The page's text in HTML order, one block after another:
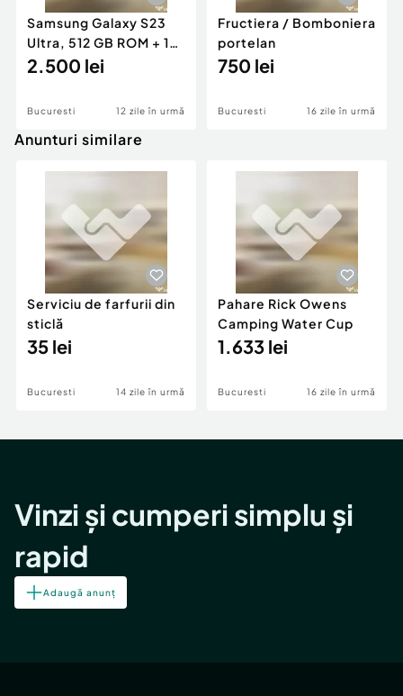
Samsung Galaxy S23
Ultra, 512 GB ROM + 12
GB RAM + accesorii
2.500 lei
Bucuresti 12 zile în urmă
Fructiera / Bomboniera
portelan
750 lei
Bucuresti 16 zile în urmă
Anunturi similare
Serviciu de farfurii din
sticlă
35 lei
Bucuresti 14 zile în urmă
Pahare Rick Owens
Camping Water Cup
1.633 lei
Bucuresti 16 zile în urmă
Vinzi și cumperi simplu și
rapid
Adaugă anunț